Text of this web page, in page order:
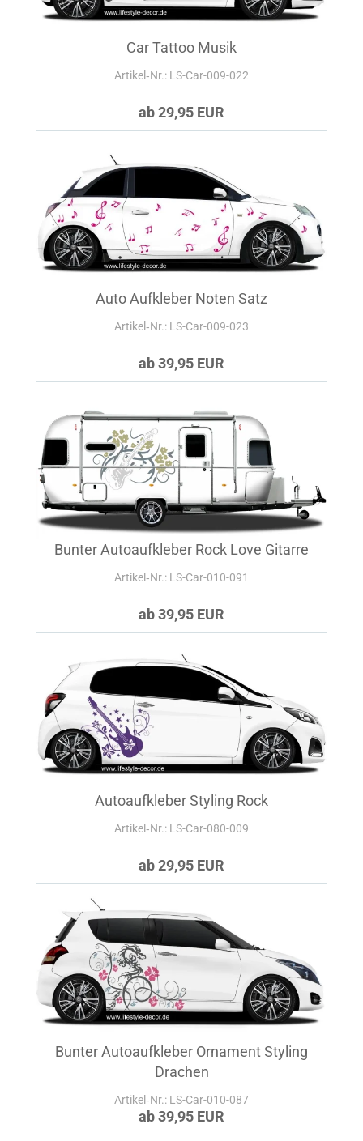
Car Tattoo Musik
Artikel‑Nr.: LS-Car-009-022
ab 29,95 EUR
Auto Aufkleber Noten Satz
Artikel‑Nr.: LS-Car-009-023
ab 39,95 EUR
Bunter Autoaufkleber Rock Love Gitarre
Artikel‑Nr.: LS-Car-010-091
ab 39,95 EUR
Autoaufkleber Styling Rock
Artikel‑Nr.: LS-Car-080-009
ab 29,95 EUR
Bunter Autoaufkleber Ornament Styling
Drachen
Artikel‑Nr.: LS-Car-010-087
ab 39,95 EUR